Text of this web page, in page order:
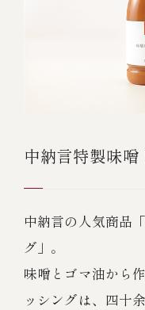
中納言特製味
中納言の人気商品
グ」。
味噌とゴマ油から
ッシングは、四十